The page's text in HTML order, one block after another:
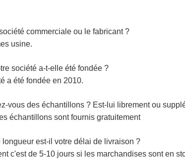
commerciale ou le fabricant ?
usine.
société a-t-elle été fondée ?
a été fondée en 2010.
vous des échantillons ? Est-lui librement ou
échantillons sont fournis gratuitement
longueur est-il votre délai de livraison ?
c'est de 5-10 jours si les marchandises sont en